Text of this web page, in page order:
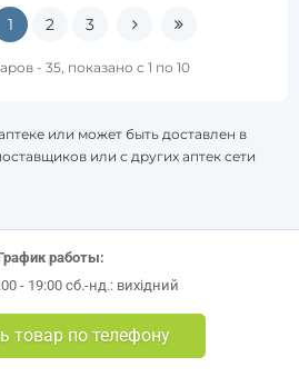
1 2 3
- 35, показано с 1 по 10
или может быть доставлен в
или с других аптек сети
работы:
- 19:00 сб.-нд.: вихідний
товар по телефону